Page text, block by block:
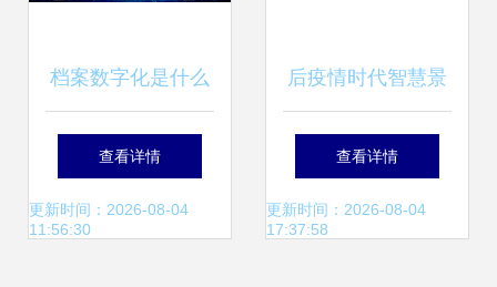
档案数字化是什么
意思，作用有哪些
| 互联网信息技术
查看详情
更新时间：2026-08-04
11:56:30
后疫情时代智慧景
区数字化建设 科技
赋能、互联网与旅
查看详情
更新时间：2026-08-04
17:37:58